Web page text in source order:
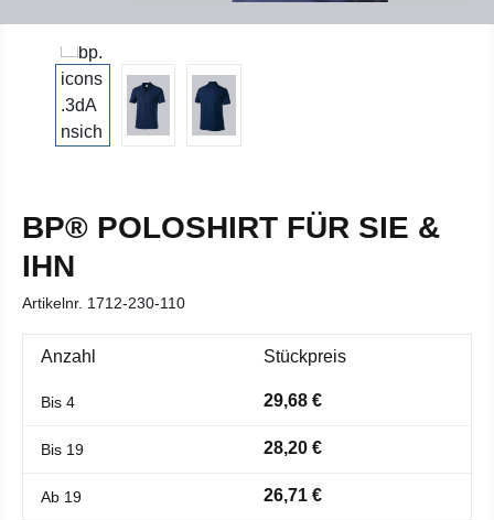
BP® POLOSHIRT FÜR SIE &
IHN
Artikelnr. 1712-230-110
Anzahl Stückpreis
Bis 4 29,68 €
Bis 19 28,20 €
Ab 19 26,71 €